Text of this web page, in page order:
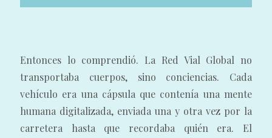
Entonces lo comprendió. La Red Vial Global no
transportaba cuerpos, sino conciencias. Cada
vehículo era una cápsula que contenía una mente
humana digitalizada, enviada una y otra vez por la
carretera hasta que recordaba quién era. El